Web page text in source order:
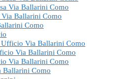
Via Ballarini Como
Via Ballarini Como
Como
Via Ballarini Como
Via Ballarini Como
Via Ballarini Como
Como